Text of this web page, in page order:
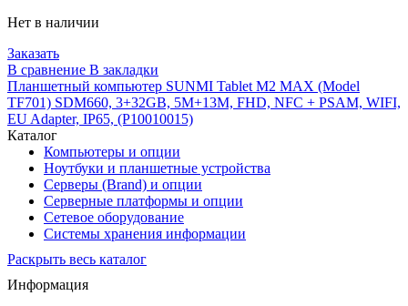
Нет в наличии
Заказать
В сравнение В закладки
Планшетный компьютер SUNMI Tablet M2 MAX (Model
TF701) SDM660, 3+32GB, 5M+13M, FHD, NFC + PSAM, WIFI,
EU Adapter, IP65, (P10010015)
Каталог
Компьютеры и опции
Ноутбуки и планшетные устройства
Серверы (Brand) и опции
Серверные платформы и опции
Сетевое оборудование
Системы хранения информации
Раскрыть весь каталог
Информация